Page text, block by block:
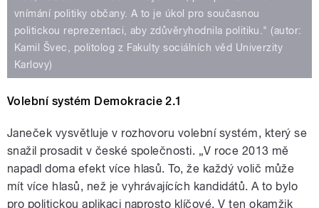
vnímání politiky občany. A to je úkol pro současnou
politickou reprezentaci, aby zdůvěryhodnila politiku." (autor:
Kamil Švec, politolog z Fakulty sociálních věd Univerzity
Karlovy)
Volební systém Demokracie 2.1
Janeček vysvětluje v rozhovoru volební systém, který se
snažil prosadit v české společnosti. „V roce 2013 mě
napadl doma efekt více hlasů. To, že každý volič může
mít více hlasů, než je vyhrávajících kandidátů. A to bylo
pro politickou aplikaci naprosto klíčové. V ten okamžik